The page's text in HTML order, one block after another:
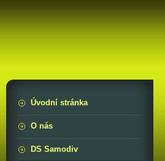
Úvodní stránka
O nás
DS Samodiv